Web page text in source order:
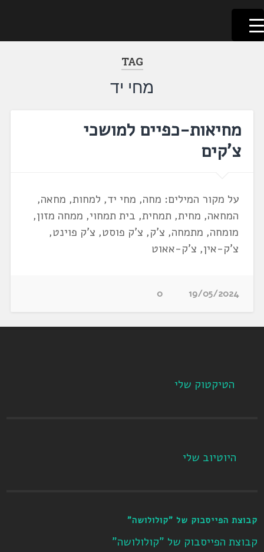
דלג
לתוכן
לשוניאדה
עברית. לשון. שפה
TAG
מחי יד
מחיאות-כפיים למושכי
צ'קים
על מקור המילים: מחה, מחי יד, למחות, מחאה,
המחאה, מחית, תמחית, בית תמחוי, ממחה מזון,
מומחה, מתמחה, צ'ק, צ'ק פוסט, צ'ק פוינט,
צ'ק-אין, צ'ק-אאוט
19/05/2024
0
הטיקטוק שלי
היוטיוב שלי
קבוצת הפייסבוק של "קולולושה"
קבוצת הפייסבוק של "קולולושה"